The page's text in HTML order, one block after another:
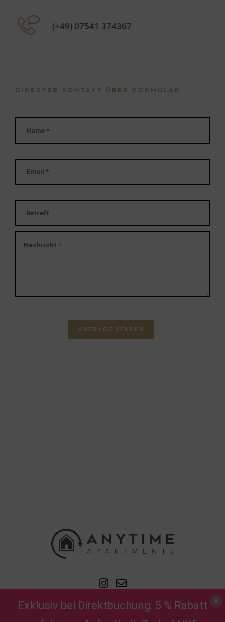
(+49) 07541 374367
DIREKTER KONTAKT ÜBER FORMULAR
Impressum AGB |Datenschutzerklärung
Anytime Apartments © 2022
Exklusiv bei Direktbuchung: 5 % Rabatt